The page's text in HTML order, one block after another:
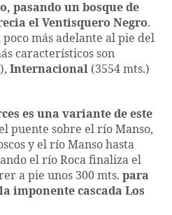
pasando un bosque de
el Ventisquero Negro.
más adelante al pie del
característicos son
Internacional (3554 mts.)
es una variante de este
puente sobre el río Manso,
y el río Manso hasta
el río Roca finaliza el
a pie unos 300 mts. para
imponente cascada Los